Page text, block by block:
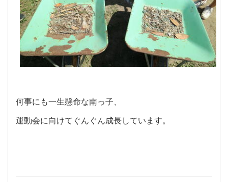
何事にも一生懸命な南っ子、
運動会に向けてぐんぐん成長しています。